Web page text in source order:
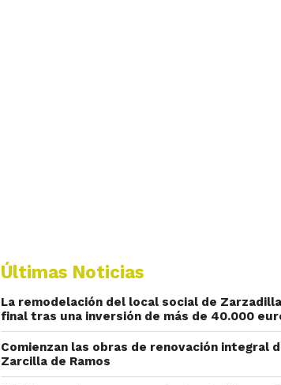
Últimas Noticias
La remodelación del local social de
final tras una inversión de más de 40.000
Comienzan las obras de renovación integral
Zarcilla de Ramos